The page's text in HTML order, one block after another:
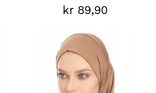
kr 89,90